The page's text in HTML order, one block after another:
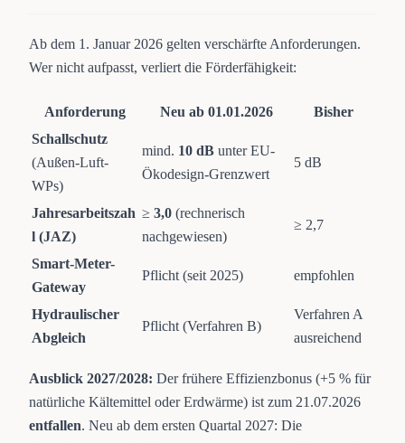
Ab dem 1. Januar 2026 gelten verschärfte Anforderungen.
Wer nicht aufpasst, verliert die Förderfähigkeit:
Anforderung Neu ab 01.01.2026
Bisher
Schallschutz
(Außen-Luft-
WPs)
mind. 10 dB unter EU-
Ökodesign-Grenzwert
5 dB
Jahresarbeitszah
l (JAZ)
≥ 3,0 (rechnerisch
nachgewiesen)
≥ 2,7
Smart-Meter-
Gateway
Pflicht (seit 2025) empfohlen
Hydraulischer
Abgleich
Pflicht (Verfahren B)
Verfahren A
ausreichend
Ausblick 2027/2028: Der frühere Effizienzbonus (+5 % für
natürliche Kältemittel oder Erdwärme) ist zum 21.07.2026
entfallen. Neu ab dem ersten Quartal 2027: Die